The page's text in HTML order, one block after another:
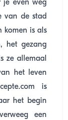
je even weg
van de stad
komen is als
het gezang
ze allemaal
het leven
is
het begin
een